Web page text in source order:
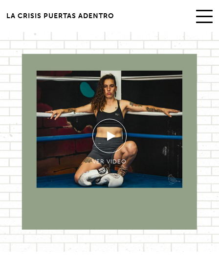
LA CRISIS PUERTAS ADENTRO
VER VIDEO